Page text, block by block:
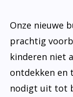
Onze nieuwe
prachtig
kinderen niet
ontdekken en
nodigt uit tot